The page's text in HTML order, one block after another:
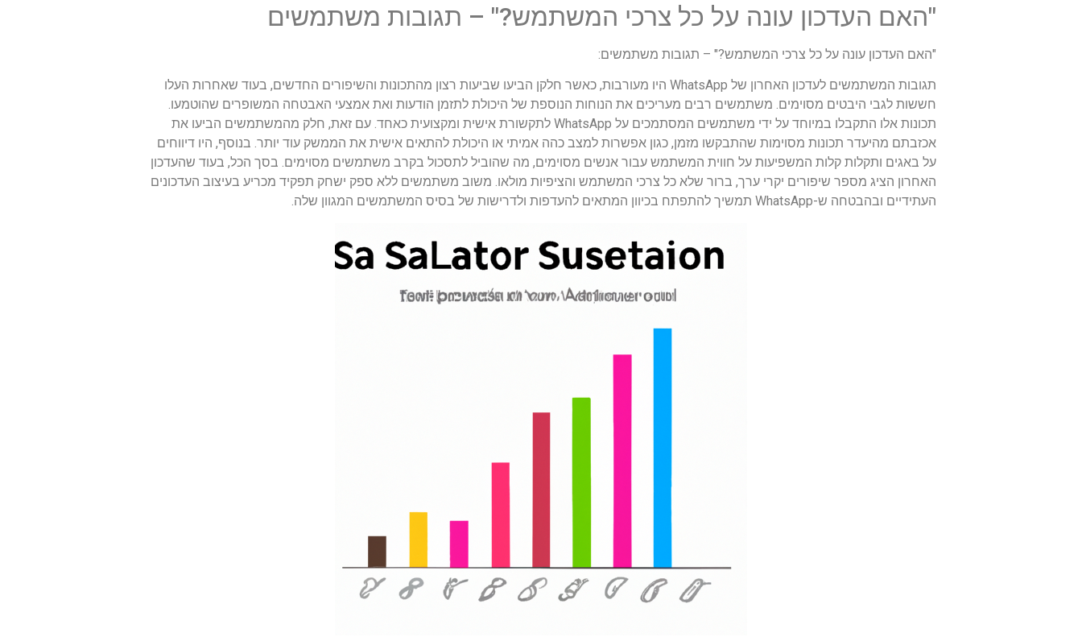
"האם העדכון עונה על כל צרכי המשתמש?" – תגובות משתמשים
"האם העדכון עונה על כל צרכי המשתמש?" – תגובות משתמשים:
תגובות המשתמשים לעדכון האחרון של WhatsApp היו מעורבות, כאשר חלקן הביעו שביעות רצון מהתכונות והשיפורים החדשים, בעוד שאחרות העלו
חששות לגבי היבטים מסוימים. משתמשים רבים מעריכים את הנוחות הנוספת של היכולת לתזמן הודעות ואת אמצעי האבטחה המשופרים שהוטמעו.
תכונות אלו התקבלו במיוחד על ידי משתמשים המסתמכים על WhatsApp לתקשורת אישית ומקצועית כאחד. עם זאת, חלק מהמשתמשים הביעו את
אכזבתם מהיעדר תכונות מסוימות שהתבקשו מזמן, כגון אפשרות למצב כהה אמיתי או היכולת להתאים אישית את הממשק עוד יותר. בנוסף, היו דיווחים
על באגים ותקלות קלות המשפיעות על חווית המשתמש עבור אנשים מסוימים, מה שהוביל לתסכול בקרב משתמשים מסוימים. בסך הכל, בעוד שהעדכון
האחרון הציג מספר שיפורים יקרי ערך, ברור שלא כל צרכי המשתמש והציפיות מולאו. משוב משתמשים ללא ספק ישחק תפקיד מכריע בעיצוב העדכונים
העתידיים ובהבטחה ש-WhatsApp תמשיך להתפתח בכיוון המתאים להעדפות ולדרישות של בסיס המשתמשים המגוון שלה.